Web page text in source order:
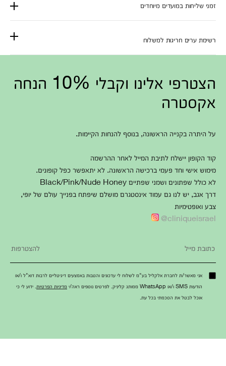
זמני שליחות במועדים מיוחדים
רשימת ערים חריגות למשלוח
הצטרפי אלינו וקבלי 10% הנחה
אקסטרה
על היתרה בקנייה הראשונה, בנוסף להנחות הקיימות.
קוד הקופון יישלח לתיבת המייל לאחר ההרשמה
מימוש אישי וחד פעמי ברכישה הראשונה. לא יתאפשר כפל קופונים.
לא כולל שפתונים ושמני שפתיים Black/Pink/Nude Honey
דרך אגב, יש לנו גם עמוד אינסטגרם מושלם שיפתח בפנייך עולם של יופי,
צבע ואופטימיות
cliniqueisrael@
אני מאשר/ת לחברת אלקליל בע"מ לשלוח לי עדכונים והטבות באמצעים דיגיטליים לרבות דוא"ל ו/או
הודעות SMS ו/או WhatsApp ממותג קליניק. לפרטים נוספים ראה/י
מדיניות הפרטיות . ידוע לי כי
אוכל לבטל את הסכמתי בכל עת.